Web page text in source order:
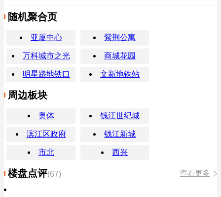
随机聚合页
亚厦中心 紫荆公寓
万科城市之光 商城花园
明星路地铁口 文新地铁站
周边板块
奥体 钱江世纪城
滨江区政府 钱江新城
市北 西兴
楼盘点评(67) 查看更多